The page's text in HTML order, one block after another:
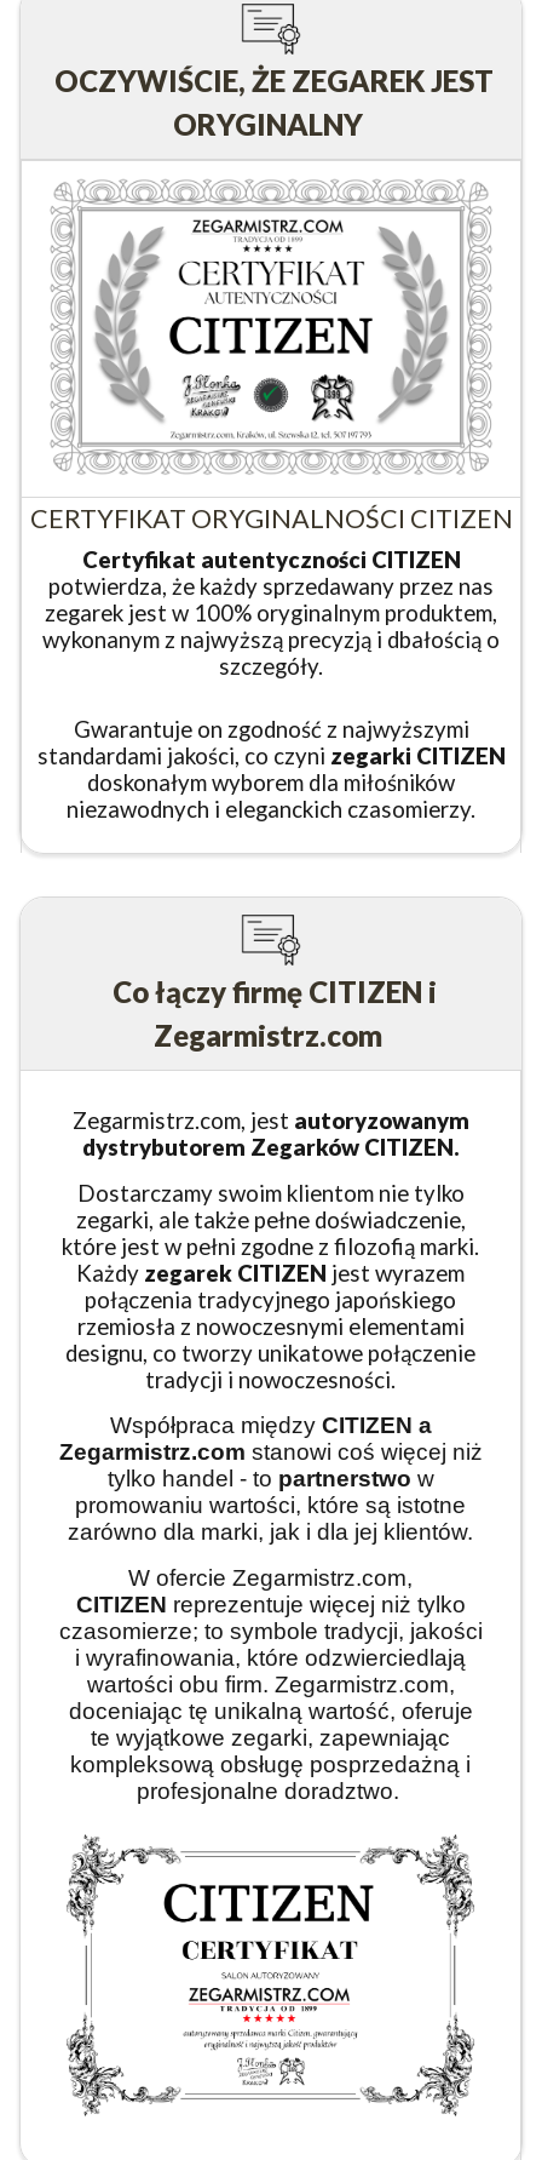
OCZYWIŚCIE, ŻE ZEGAREK JEST
ORYGINALNY
CERTYFIKAT ORYGINALNOŚCI CITIZEN
Certyfikat autentyczności CITIZEN
potwierdza, że każdy sprzedawany przez nas
zegarek jest w 100% oryginalnym produktem,
wykonanym z najwyższą precyzją i dbałością o
szczegóły.
Gwarantuje on zgodność z najwyższymi
standardami jakości, co czyni zegarki CITIZEN
doskonałym wyborem dla miłośników
niezawodnych i eleganckich czasomierzy.
Co łączy firmę CITIZEN i
Zegarmistrz.com
Zegarmistrz.com, jest autoryzowanym
dystrybutorem Zegarków CITIZEN.
Dostarczamy swoim klientom nie tylko
zegarki, ale także pełne doświadczenie,
które jest w pełni zgodne z filozofią marki.
Każdy zegarek CITIZEN jest wyrazem
połączenia tradycyjnego japońskiego
rzemiosła z nowoczesnymi elementami
designu, co tworzy unikatowe połączenie
tradycji i nowoczesności.
Współpraca między CITIZEN a
Zegarmistrz.com stanowi coś więcej niż
tylko handel - to partnerstwo w
promowaniu wartości, które są istotne
zarówno dla marki, jak i dla jej klientów.
W ofercie Zegarmistrz.com,
CITIZEN reprezentuje więcej niż tylko
czasomierze; to symbole tradycji, jakości
i wyrafinowania, które odzwierciedlają
wartości obu firm. Zegarmistrz.com,
doceniając tę unikalną wartość, oferuje
te wyjątkowe zegarki, zapewniając
kompleksową obsługę posprzedażną i
profesjonalne doradztwo.